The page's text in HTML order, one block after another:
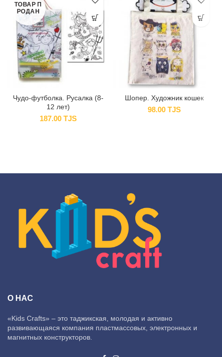
ТОВАР П
РОДАН
Чудо-футболка. Русалка (8-
12 лет)
187.00 TJS
Шопер. Художник кошек
98.00 TJS
О НАС
«Kids Crafts» – это таджикская, молодая и активно
развивающаяся компания пластмассовых, электронных и
магнитных конструкторов.